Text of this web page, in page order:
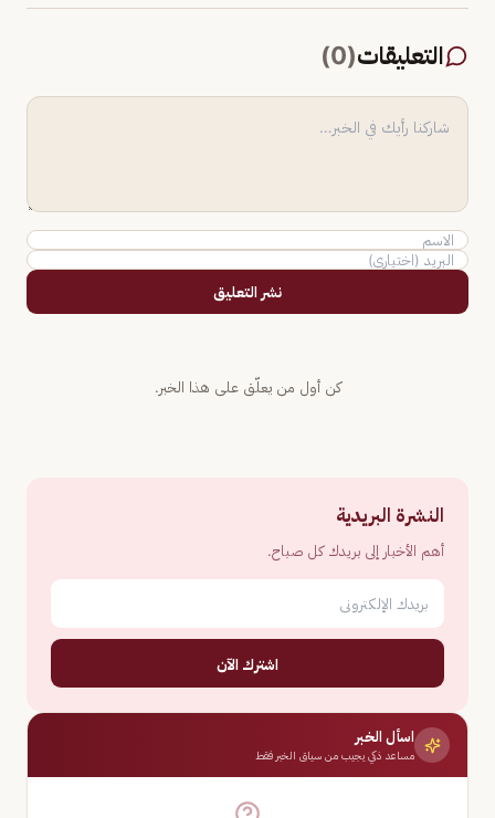
التعليقات(
0
)
نشر التعليق
كن أول من يعلّق على هذا الخبر.
النشرة البريدية
أهم الأخبار إلى بريدك كل صباح.
اشترك الآن
اسأل الخبر
مساعد ذكي يجيب من سياق الخبر فقط